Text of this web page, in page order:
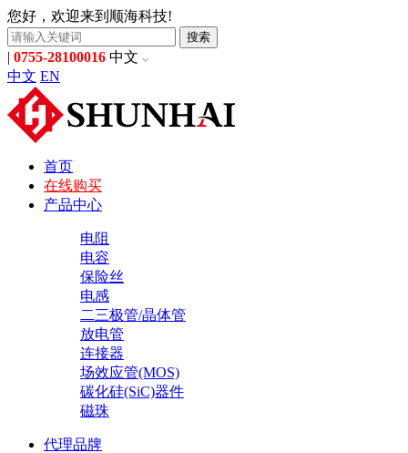
您好，欢迎来到顺海科技!
搜索
| 0755-28100016 中文
中文 EN
首页
在线购买
产品中心
电阻
电容
保险丝
电感
二三极管/晶体管
放电管
连接器
场效应管(MOS)
碳化硅(SiC)器件
磁珠
代理品牌